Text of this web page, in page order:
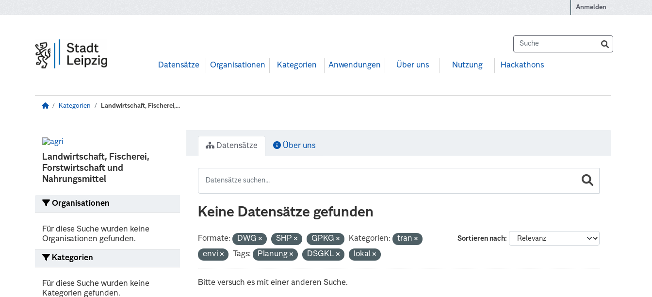
Anmelden
Datensätze Organisationen Kategorien Anwendungen Über uns Nutzung Hackathons
Kategorien Landwirtschaft, Fischerei,...
Landwirtschaft, Fischerei,
Forstwirtschaft und
Nahrungsmittel
Organisationen
Für diese Suche wurden keine
Organisationen gefunden.
Kategorien
Für diese Suche wurden keine
Kategorien gefunden.
Datensätze Über uns
Keine Datensätze gefunden
Sortieren nach
Formate: DWG SHP GPKG Kategorien:
tran
envi
Tags: Planung DSGKL lokal
Bitte versuch es mit einer anderen Suche.